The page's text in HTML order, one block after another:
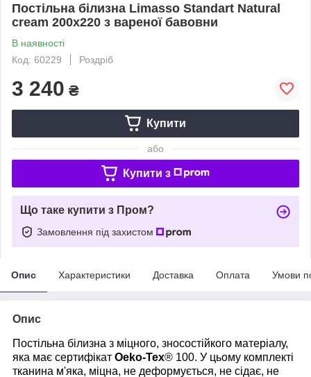
Постільна білизна Limasso Standart Natural
cream 200x220 з вареної бавовни
В наявності
Код: 60229
Роздріб
3 240 ₴
Купити
або
Купити з
Що таке купити з Пром?
Замовлення під захистом
Опис Характеристики Доставка Оплата Умови
Опис
Постільна білизна з міцного, зносостійкого матеріалу,
яка має сертифікат Oeko-Tex® 100. У цьому комплекті
тканина м'яка, міцна, не деформується, не сідає, не